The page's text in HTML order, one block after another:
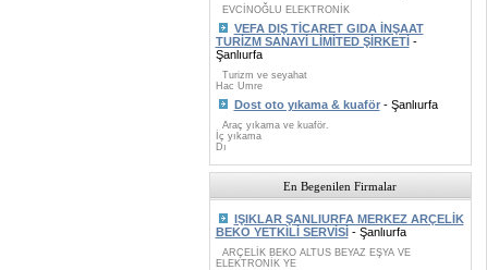
EVCİNOĞLU ELEKTRONİK
VEFA DIŞ TİCARET GIDA İNŞAAT
TURİZM SANAYİ LİMİTED ŞİRKETİ-
Şanlıurfa
Turizm ve seyahat
Hac Umre
Dost oto yıkama & kuaför- Şanlıurfa
Araç yıkama ve kuaför.
İç yıkama
Dı
En Begenilen Firmalar
IŞIKLAR ŞANLIURFA MERKEZ ARÇELİK
BEKO YETKİLİ SERVİSİ- Şanlıurfa
ARÇELİK BEKO ALTUS BEYAZ EŞYA VE
ELEKTRONİK YE